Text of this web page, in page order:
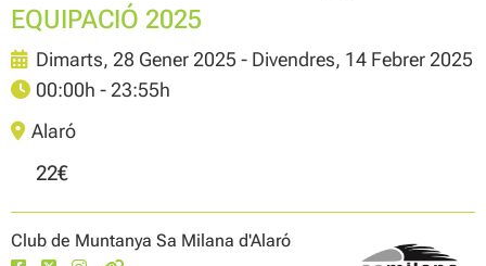
EQUIPACIÓ 2025
Dimarts, 28 Gener 2025 - Divendres, 14 Febrer 2025
00:00h - 23:55h
Alaró
22€
Club de Muntanya Sa Milana d'Alaró